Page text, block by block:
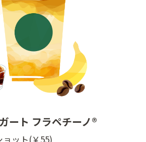
ート フラペチーノ®
ット(￥55)